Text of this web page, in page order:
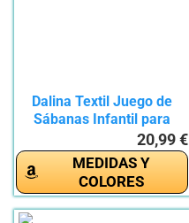
Dalina Textil Juego de
Sábanas Infantil para
20,99 €
MEDIDAS Y
COLORES